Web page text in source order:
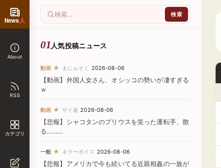
News人
About
RSS
カテゴリ
人気投稿ニュース
動画 ★ まにゅそく 2026-08-06
【動画】外国人女さん、オシッコの勢いが凄すぎる
ｗ
動画 ★ サイ速 2026-08-06
【悲報】シャコタンのプリウスを笑った運転手、散
る………
一般 ★ ネラーボイス 2026-08-06
【悲報】アメリカで今も続いてる近親相姦の一族が